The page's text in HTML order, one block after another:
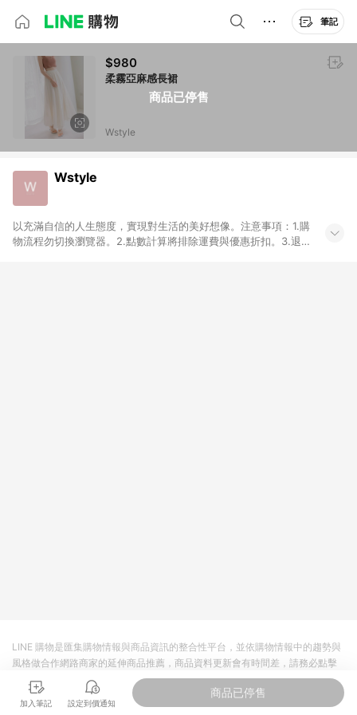
筆記
商品已停售
$980
柔霧亞麻感長裙
Wstyle
Wstyle
以充滿自信的人生態度，實現對生活的美好想像。注意事項：1.購
物流程勿切換瀏覽器。2.點數計算將排除運費與優惠折扣。3.退
加入筆記 設定到價通知
商品已停售
LINE 購物是匯集購物情報與商品資訊的整合性平台，並依購物情報中的趨勢與
風格做合作網路商家的延伸商品推薦，商品資料更新會有時間差，請務必點擊
商品至各合作網路商家，確認現售價與購物條件，一切資訊以合作廠商網頁為
準。